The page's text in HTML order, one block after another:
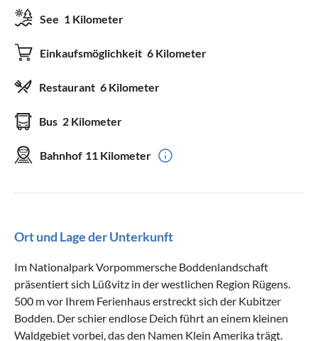
See 1 Kilometer
Einkaufsmöglichkeit 6 Kilometer
Restaurant 6 Kilometer
Bus 2 Kilometer
Bahnhof 11 Kilometer
Ort und Lage der Unterkunft
Im Nationalpark Vorpommersche Boddenlandschaft
präsentiert sich Lüßvitz in der westlichen Region Rügens.
500 m vor Ihrem Ferienhaus erstreckt sich der Kubitzer
Bodden. Der schier endlose Deich führt an einem kleinen
Waldgebiet vorbei, das den Namen Klein Amerika trägt.